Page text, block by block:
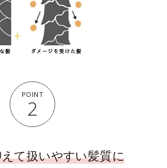
POINT
2
て扱いやすい髪質に